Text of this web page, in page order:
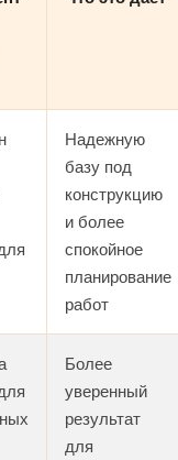
Надежную
базу под
конструкцию
и более
спокойное
планирование
работ
Более
уверенный
результат
для